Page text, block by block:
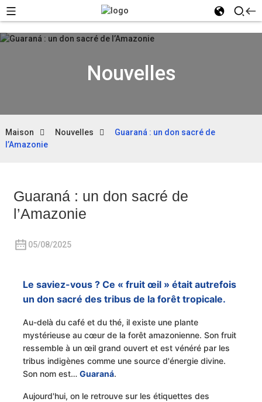
Nouvelles
Maison Nouvelles
Guaraná : un don sacré de
l’Amazonie
Guaraná : un don sacré de
l’Amazonie
05/08/2025
Le saviez-vous ? Ce « fruit œil » était autrefois
un don sacré des tribus de la forêt tropicale.
Au-delà du café et du thé, il existe une plante
mystérieuse au cœur de la forêt amazonienne. Son fruit
ressemble à un œil grand ouvert et est vénéré par les
tribus indigènes comme une source d'énergie divine.
Son nom est… Guaraná.
Aujourd'hui, on le retrouve sur les étiquettes des